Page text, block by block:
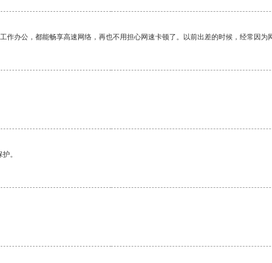
办公，都能畅享高速网络，再也不用担心网速卡顿了。以前出差的时候，经常因为
。